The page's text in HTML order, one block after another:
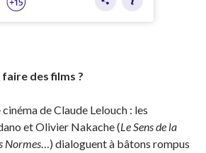
faire des films ?
de Claude Lelouch : les
et Olivier Nakache (Le Sens de la
Normes…) dialoguent à bâtons rompus